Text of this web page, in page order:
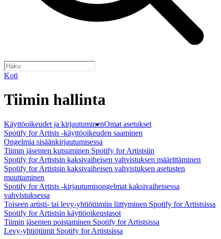
Koti
Tiimin hallinta
Käyttöoikeudet ja kirjautuminenOmat asetukset
Spotify for Artists ‑käyttöoikeuden saaminen
Ongelmia sisäänkirjautumisessa
Tiimin jäsenten kutsuminen Spotify for Artistsiin
Spotify for Artistsin kaksivaiheisen vahvistuksen määrittäminen
Spotify for Artistsin kaksivaiheisen vahvistuksen asetusten
muuttaminen
Spotify for Artists ‑kirjautumisongelmat kaksivaiheisessa
vahvistuksessa
Toiseen artisti- tai levy-yhtiötiimiin liittyminen Spotify for Artistsissa
Spotify for Artistsin käyttöoikeustasot
Tiimin jäsenten poistaminen Spotify for Artistsissa
Levy-yhtiötiimit Spotify for Artistsissa